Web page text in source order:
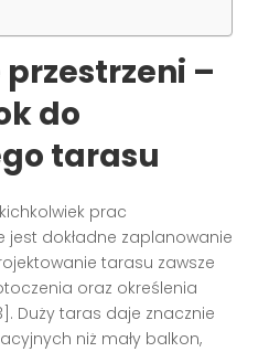
–
do
tarasu
prac
jest dokładne zaplanowanie
tarasu zawsze
oraz określenia
Duży taras daje znacznie
niż mały balkon,